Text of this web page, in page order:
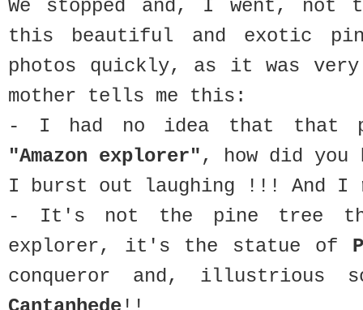
We stopped and, I went,
this beautiful and exotic
photos quickly, as it was
mother tells me this:
- I had no idea that that
"Amazon explorer" , how did you
I burst out laughing !!! And I
- It's not the pine tree
explorer, it's the statue of
conqueror and,